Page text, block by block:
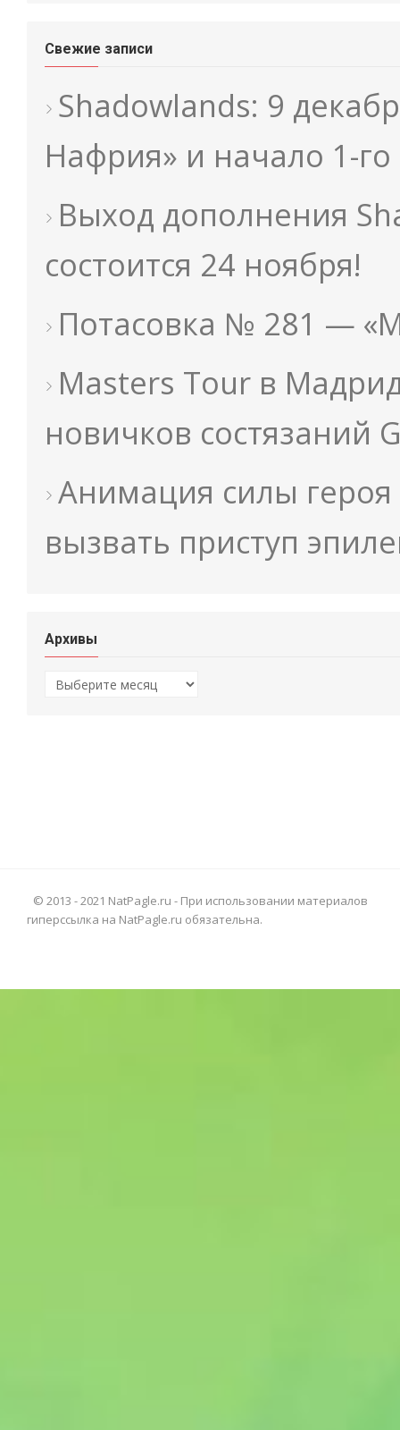
Свежие записи
Shadowlands: 9
Нафрия» и начало 1-го
Выход дополнения
состоится 24 ноября!
Потасовка № 281 —
Masters Tour в
новичков состязаний
Анимация силы
вызвать приступ
Архивы
Архивы
© 2013 - 2021 NatPagle.ru - При использовании материалов
гиперссылка на NatPagle.ru обязательна.